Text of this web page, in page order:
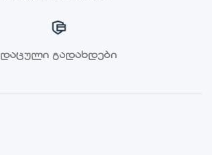
დაცული გადახდები